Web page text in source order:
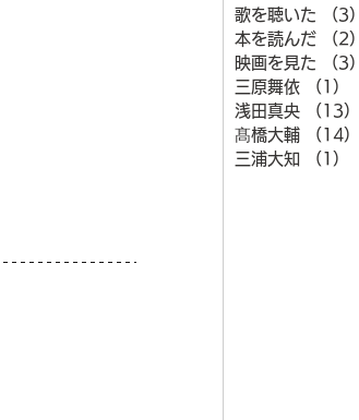
歌を聴いた
（3）
本を読んだ
（2）
映画を見た
（3）
三原舞依
（1）
浅田真央
（13）
髙橋大輔
（14）
三浦大知
（1）